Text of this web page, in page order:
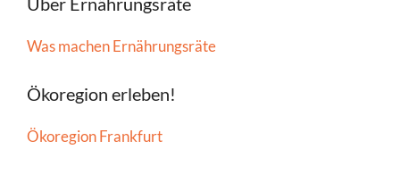
Was machen Ernährungsräte
Ökoregion erleben!
Ökoregion Frankfurt